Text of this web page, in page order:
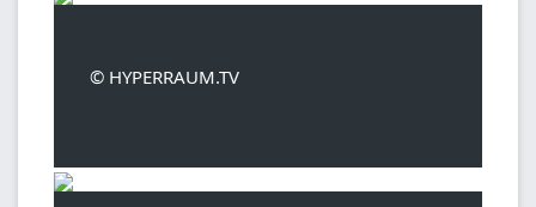
© HYPERRAUM.TV